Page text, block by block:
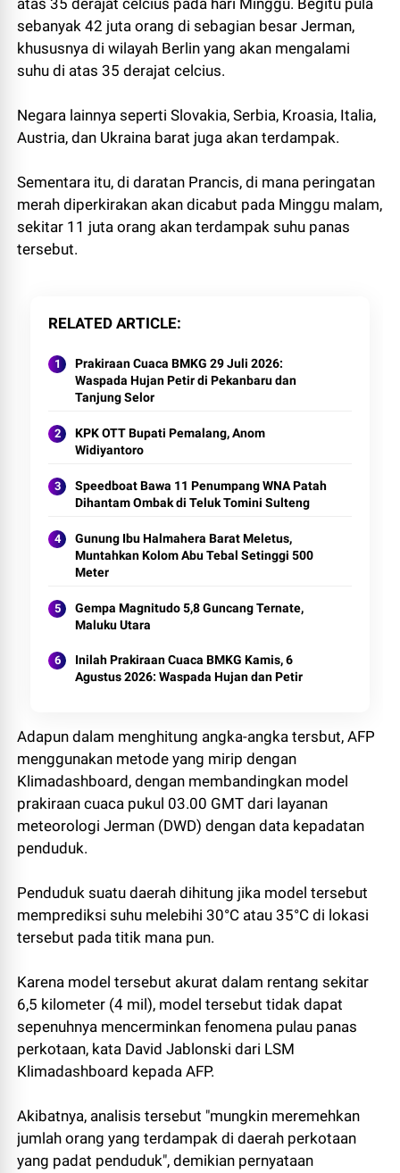
atas 35 derajat celcius pada hari Minggu. Begitu pula
sebanyak 42 juta orang di sebagian besar Jerman,
khususnya di wilayah Berlin yang akan mengalami
suhu di atas 35 derajat celcius.
Negara lainnya seperti Slovakia, Serbia, Kroasia, Italia,
Austria, dan Ukraina barat juga akan terdampak.
Sementara itu, di daratan Prancis, di mana peringatan
merah diperkirakan akan dicabut pada Minggu malam,
sekitar 11 juta orang akan terdampak suhu panas
tersebut.
RELATED ARTICLE
Prakiraan Cuaca BMKG 29 Juli 2026:
Waspada Hujan Petir di Pekanbaru dan
Tanjung Selor
KPK OTT Bupati Pemalang, Anom
Widiyantoro
Speedboat Bawa 11 Penumpang WNA Patah
Dihantam Ombak di Teluk Tomini Sulteng
Gunung Ibu Halmahera Barat Meletus,
Muntahkan Kolom Abu Tebal Setinggi 500
Meter
Gempa Magnitudo 5,8 Guncang Ternate,
Maluku Utara
Inilah Prakiraan Cuaca BMKG Kamis, 6
Agustus 2026: Waspada Hujan dan Petir
Adapun dalam menghitung angka-angka tersbut, AFP
menggunakan metode yang mirip dengan
Klimadashboard, dengan membandingkan model
prakiraan cuaca pukul 03.00 GMT dari layanan
meteorologi Jerman (DWD) dengan data kepadatan
penduduk.
Penduduk suatu daerah dihitung jika model tersebut
memprediksi suhu melebihi 30°C atau 35°C di lokasi
tersebut pada titik mana pun.
Karena model tersebut akurat dalam rentang sekitar
6,5 kilometer (4 mil), model tersebut tidak dapat
sepenuhnya mencerminkan fenomena pulau panas
perkotaan, kata David Jablonski dari LSM
Klimadashboard kepada AFP.
Akibatnya, analisis tersebut "mungkin meremehkan
jumlah orang yang terdampak di daerah perkotaan
yang padat penduduk", demikian pernyataan